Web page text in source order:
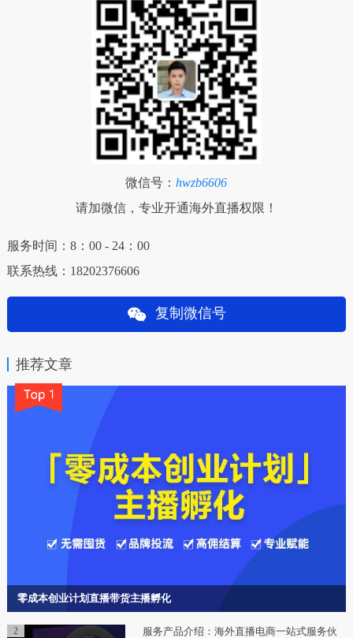
微信号：hwzb6606
请加微信，专业开通海外直播权限！
服务时间：8：00 - 24：00
联系热线：18202376606
复制微信号
推荐文章
零成本创业计划直播带货主播孵化
2
服务产品介绍：海外直播电商一站式服务伙